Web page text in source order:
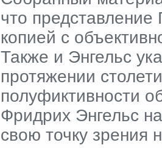
что
копией с
Также и Энгельс
протяжении
полуфиктивности
Фридрих Энгельс
свою точку зрения